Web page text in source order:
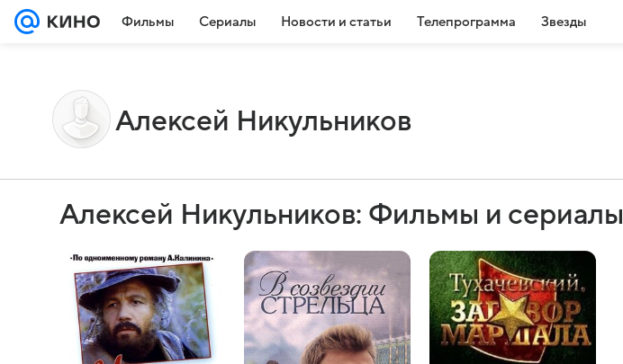
Фильмы Сериалы Новости и статьи Телепрограмма Звезды
Алексей Никульников
Алексей Никульников: Фильмы и сериалы